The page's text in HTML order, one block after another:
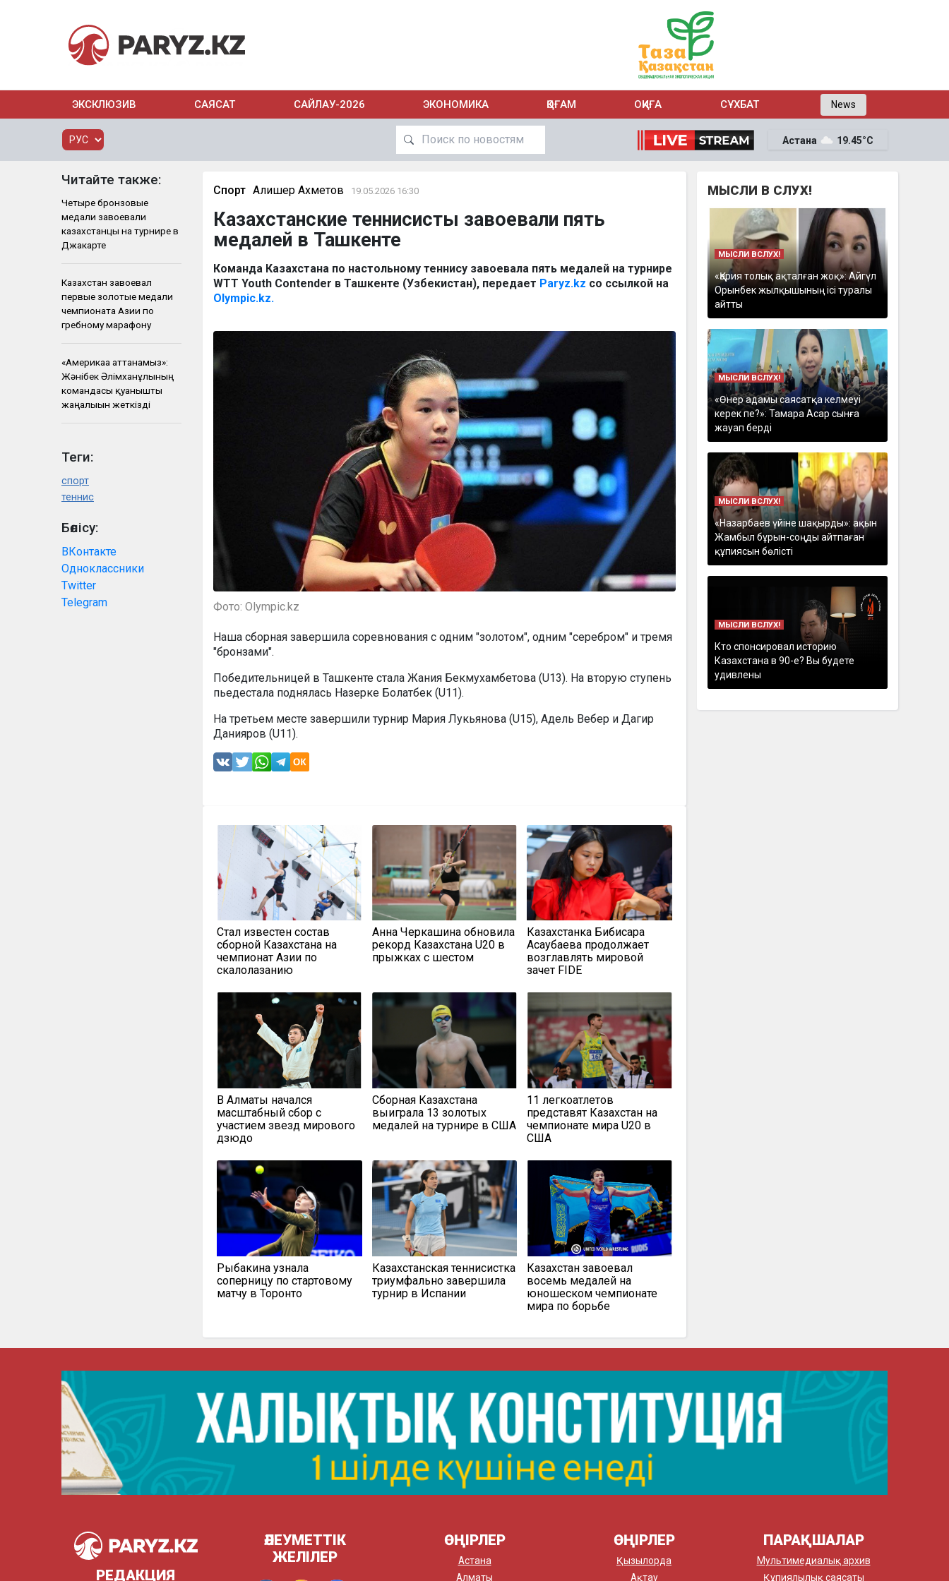
ЭКСКЛЮЗИВ САЯСАТ САЙЛАУ-2026 ЭКОНОМИКА ҚОҒАМ ОҚИҒА СҰХБАТ News
Астана 19.45°C
Читайте также:
Четыре бронзовые
медали завоевали
казахстанцы на турнире в
Джакарте
Казахстан завоевал
первые золотые медали
чемпионата Азии по
гребному марафону
«Америкаға аттанамыз»:
Жәнібек Әлімханұлының
командасы қуанышты
жаңалығын жеткізді
Теги:
спорт
теннис
Бөлісу:
ВКонтакте
Одноклассники
Twitter
Telegram
Спорт Алишер Ахметов 19.05.2026 16:30
Казахстанские теннисисты завоевали пять
медалей в Ташкенте
Команда Казахстана по настольному теннису завоевала пять медалей на турнире
WTT Youth Contender в Ташкенте (Узбекистан), передает Paryz.kz со ссылкой на
Olympic.kz.
Фото: Olympic.kz
Наша сборная завершила соревнования с одним "золотом", одним "серебром" и тремя
"бронзами".
Победительницей в Ташкенте стала Жания Бекмухамбетова (U13). На вторую ступень
пьедестала поднялась Назерке Болатбек (U11).
На третьем месте завершили турнир Мария Лукьянова (U15), Адель Вебер и Дагир
Данияров (U11).
Стал известен состав
сборной Казахстана на
чемпионат Азии по
скалолазанию
Анна Черкашина обновила
рекорд Казахстана U20 в
прыжках с шестом
Казахстанка Бибисара
Асаубаева продолжает
возглавлять мировой
зачет FIDE
В Алматы начался
масштабный сбор с
участием звезд мирового
дзюдо
Сборная Казахстана
выиграла 13 золотых
медалей на турнире в США
11 легкоатлетов
представят Казахстан на
чемпионате мира U20 в
США
Рыбакина узнала
соперницу по стартовому
матчу в Торонто
Казахстанская теннисистка
триумфально завершила
турнир в Испании
Казахстан завоевал
восемь медалей на
юношеском чемпионате
мира по борьбе
МЫСЛИ В СЛУХ!
МЫСЛИ ВСЛУХ!
«Қария толық ақталған жоқ»: Айгүл
Орынбек жылқышының ісі туралы
айтты
МЫСЛИ ВСЛУХ!
«Өнер адамы саясатқа келмеуі
керек пе?»: Тамара Асар сынға
жауап берді
МЫСЛИ ВСЛУХ!
«Назарбаев үйіне шақырды»: ақын
Жамбыл бұрын-соңды айтпаған
құпиясын бөлісті
МЫСЛИ ВСЛУХ!
Кто спонсировал историю
Казахстана в 90-е? Вы будете
удивлены
РЕДАКЦИЯ
ӘЛЕУМЕТТІК
ЖЕЛІЛЕР
ӨҢІРЛЕР
Астана
Алматы
ӨҢІРЛЕР
Қызылорда
Ақтау
ПАРАҚШАЛАР
Мультимедиалық архив
Құпиялылық саясаты